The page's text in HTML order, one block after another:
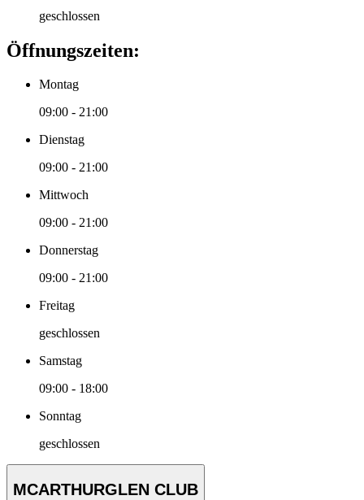
geschlossen
Öffnungszeiten:
Montag
09:00 - 21:00
Dienstag
09:00 - 21:00
Mittwoch
09:00 - 21:00
Donnerstag
09:00 - 21:00
Freitag
geschlossen
Samstag
09:00 - 18:00
Sonntag
geschlossen
MCARTHURGLEN CLUB